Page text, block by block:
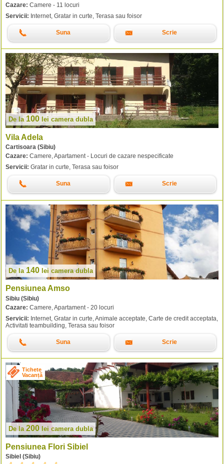
Cazare: Camere - 11 locuri
Servicii: Internet, Gratar in curte, Terasa sau foisor
Suna Scrie
De la 100 lei camera dubla
Vila Adela
Cartisoara (Sibiu)
Cazare: Camere, Apartament - Locuri de cazare nespecificate
Servicii: Gratar in curte, Terasa sau foisor
Suna Scrie
De la 140 lei camera dubla
Pensiunea Amso
Sibiu (Sibiu)
Cazare: Camere, Apartament - 20 locuri
Servicii: Internet, Gratar in curte, Animale acceptate, Carte de credit acceptata,
Activitati teambuilding, Terasa sau foisor
Suna Scrie
Tichete
Vacanță
De la 200 lei camera dubla
Pensiunea Flori Sibiel
Sibiel (Sibiu)